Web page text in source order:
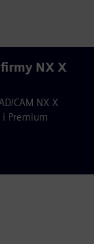
NX X
CAM NX X
i Premium